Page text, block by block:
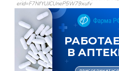
erid=F7NfYUJCUneP5W79xufv